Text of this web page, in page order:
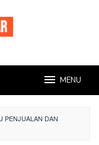
MENU
PENJUALAN DAN